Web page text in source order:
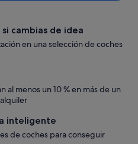
cambias de idea
en una selección de coches
al menos un 10 % en más de un
inteligente
de coches para conseguir